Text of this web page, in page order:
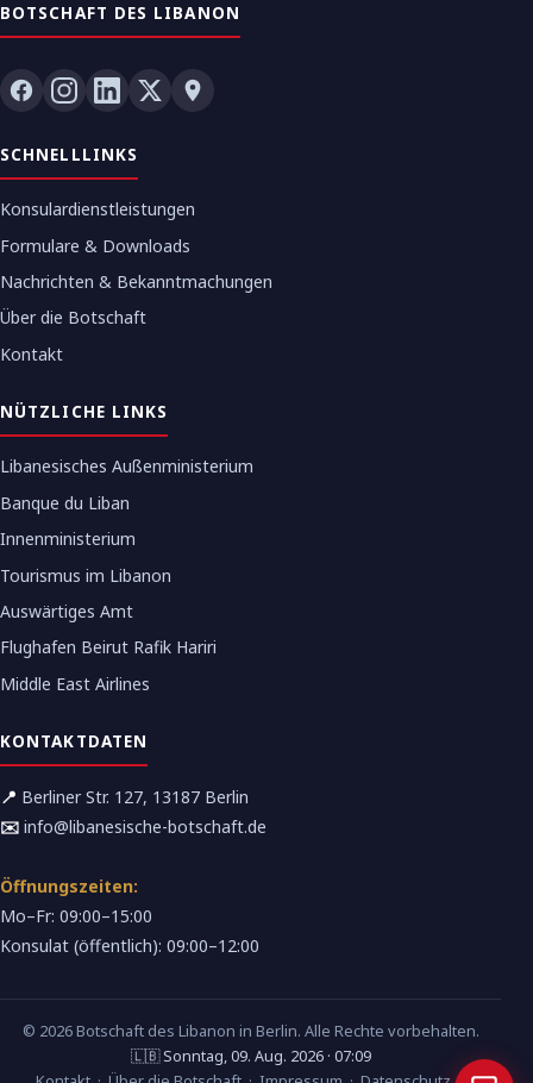
BOTSCHAFT DES LIBANON
SCHNELLLINKS
Konsulardienstleistungen
Formulare & Downloads
Nachrichten & Bekanntmachungen
Über die Botschaft
Kontakt
NÜTZLICHE LINKS
Libanesisches Außenministerium
Banque du Liban
Innenministerium
Tourismus im Libanon
Auswärtiges Amt
Flughafen Beirut Rafik Hariri
Middle East Airlines
KONTAKTDATEN
📍 Berliner Str. 127, 13187 Berlin
✉️ info@libanesische-botschaft.de
Öffnungszeiten:
Mo–Fr: 09:00–15:00
Konsulat (öffentlich): 09:00–12:00
© 2026 Botschaft des Libanon in Berlin. Alle Rechte vorbehalten.
🇱🇧 Sonntag, 09. Aug. 2026 · 07:09